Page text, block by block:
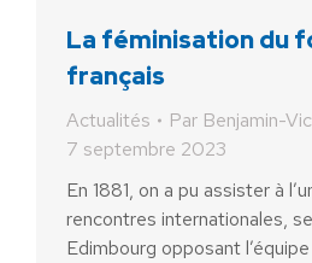
La féminisation du
français
Actualités Par Benjamin-
7 septembre 2023
En 1881, on a pu assister à
rencontres internationales,
Edimbourg opposant